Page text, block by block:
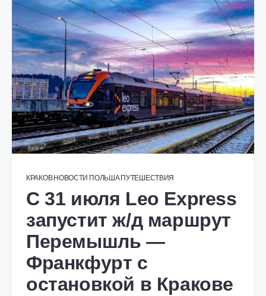
КРАКОВ НОВОСТИ ПОЛЬША ПУТЕШЕСТВИЯ
C 31 июля Leo Express
запустит ж/д маршрут
Перемышль —
Франкфурт с
остановкой в Кракове